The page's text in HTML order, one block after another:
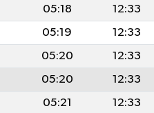
05:18 12:33
05:19 12:33
05:20 12:33
05:20 12:33
05:21 12:33